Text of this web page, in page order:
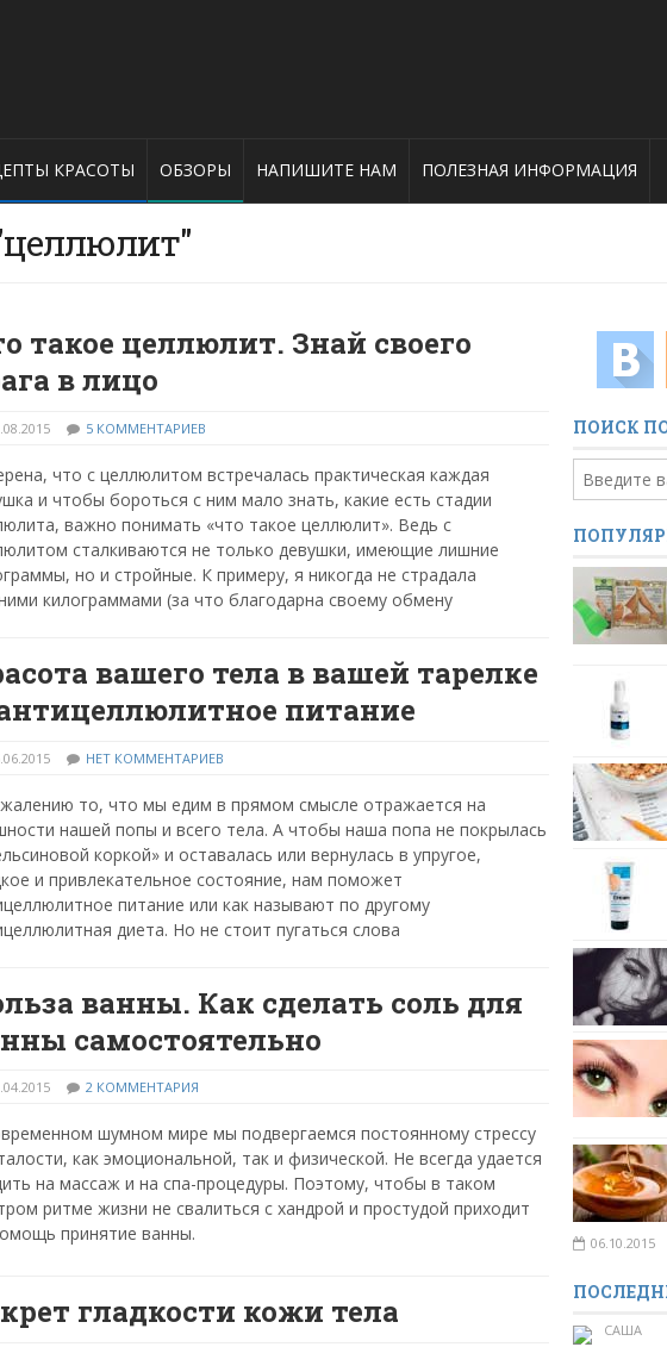
КРАСОТЫ ОБЗОРЫ НАПИШИТЕ НАМ ПОЛЕЗНАЯ ИНФОРМАЦИЯ
такое целлюлит. Знай своего
в лицо
5 КОММЕНТАРИЕВ
что с целлюлитом встречалась практическая каждая
и чтобы бороться с ним мало знать, какие есть стадии
важно понимать «что такое целлюлит». Ведь с
сталкиваются не только девушки, имеющие лишние
но и стройные. К примеру, я никогда не страдала
килограммами (за что благодарна своему обмену
вашего тела в вашей тарелке
питание
НЕТ КОММЕНТАРИЕВ
то, что мы едим в прямом смысле отражается на
нашей попы и всего тела. А чтобы наша попа не покрылась
коркой» и оставалась или вернулась в упругое,
и привлекательное состояние, нам поможет
питание или как называют по другому
диета. Но не стоит пугаться слова
ванны. Как сделать соль для
самостоятельно
2 КОММЕНТАРИЯ
шумном мире мы подвергаемся постоянному стрессу
как эмоциональной, так и физической. Не всегда удается
на массаж и на спа-процедуры. Поэтому, чтобы в таком
ритме жизни не свалиться с хандрой и простудой приходит
принятие ванны.
гладкости кожи тела
ПОИСК
06.10.2015
САША